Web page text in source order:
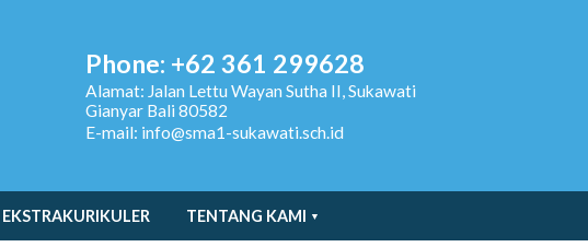
Phone: +62 361 299628
Alamat: Jalan Lettu Wayan Sutha II, Sukawati
Gianyar Bali 80582
E-mail: info@sma1-sukawati.sch.id
EKSTRAKURIKULER TENTANG KAMI